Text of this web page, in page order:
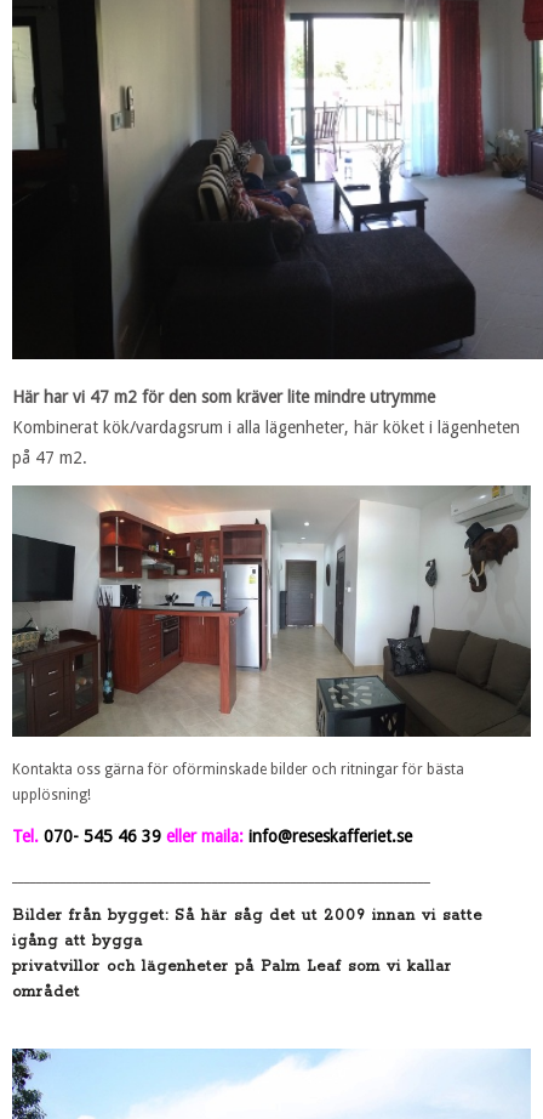
Här har vi 47 m2 för den som kräver lite mindre utrymme
Kombinerat kök/vardagsrum i alla lägenheter, här köket i lägenheten
på 47 m2.
Kontakta oss gärna för oförminskade bilder och ritningar för bästa
upplösning!
Tel. 070- 545 46 39 eller maila: info@reseskafferiet.se
Bilder från bygget: Så här såg det ut 2009 innan vi satte
igång att bygga
privatvillor och lägenheter på Palm Leaf som vi kallar
området